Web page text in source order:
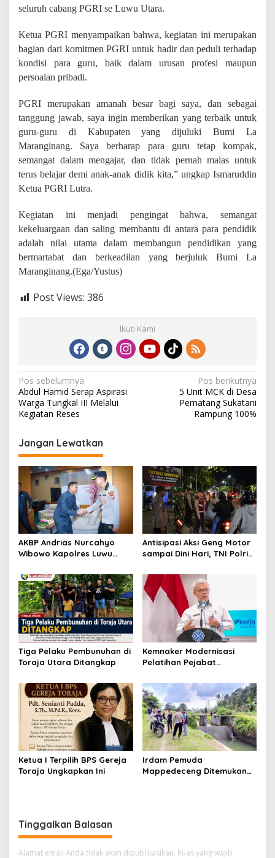
seluruh cabang PGRI se Luwu Utara.
Ketua PGRI menyampaikan bahwa, kegiatan ini merupakan
bagian dari komitmen PGRI untuk hadir dan peduli terhadap
kondisi para guru, baik dalam urusan profesi maupun
persoalan pribadi.
PGRI merupakan amanah besar bagi saya, dan sebagai
tanggung jawab, saya ingin memberikan yang terbaik untuk
guru-guru di Kabupaten yang dijuluki Bumi La
Maranginang. Saya berharap para guru tetap kompak,
semangat dalam mengajar, dan tidak pernah malas untuk
terus belajar demi anak-anak didik kita,” ungkap Ismaruddin
Ketua PGRI Lutra.
Kegiatan ini menjadi pengingat bahwa, semangat
kekeluargaan dan saling membantu di antara para pendidik
adalah nilai utama dalam membangun pendidikan yang
bermartabat dan berkeadilan yang berjuluk Bumi La
Maranginang.(Ega/Yustus)
Post Views: 386
Ikuti Kami
N
a
v
i
g
a
s
i
p
o
s
Pos sebelumnya
Abdul Hamid Serap Aspirasi
Warga Tungkal III Melalui
Kegiatan Reses
Pos berikutnya
5 Unit MCK di Desa
Pematang Sukatani
Rampung 100%
Jangan Lewatkan
AKBP Andrias Nurcahyo
Wibowo Kapolres Luwu
Silaturahmi Bangun Sinergi
Antisipasi Aksi Geng Motor
sampai Dini Hari, TNI Polri
Gabungan
Tiga Pelaku Pembunuhan di
Toraja Utara Ditangkap
Kemnaker Modernisasi
Pelatihan Pejabat
Layanan Ketenagakerjaan
Ketua I Terpilih BPS Gereja
Toraja Ungkapkan Ini
Irdam Pemuda
Mappedeceng Ditemukan
Tinggalkan Balasan
Alamat email Anda tidak akan dipublikasikan. Ruas yang wajib